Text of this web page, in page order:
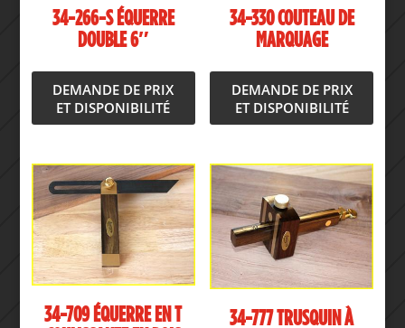
34-266-S ÉQUERRE
DOUBLE 6″
DEMANDE DE PRIX
ET DISPONIBILITÉ
34-330 COUTEAU DE
MARQUAGE
DEMANDE DE PRIX
ET DISPONIBILITÉ
34-709 ÉQUERRE EN T
34-777 TRUSQUIN À